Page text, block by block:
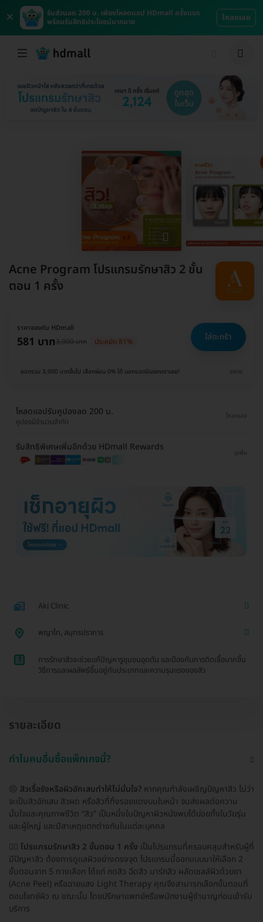
×
รับส่วนลด 200 บ. เพียงโหลดแอป HDmall ครั้งแรก
พร้อมรับสิทธิประโยชน์มากมาย
โหลดเลย
Acne Program โปรแกรมรักษาสิว 2 ขั้น
ตอน 1 ครั้ง
ราคาจองกับ HDmall
581 บาท3,000 บาท ประหยัด 81% ใส่ตะกร้า
ยอดรวม 3,000 บาทขึ้นไป เลือกผ่อน 0% ได้ บอกแอดมินของเราเลย! ขยาย
โหลดแอปรับคูปองลด 200 บ.
คูปองมีจำนวนจำกัด
โหลดเลย
รับสิทธิพิเศษเพิ่มอีกด้วย HDmall Rewards
ดูเพิ่ม
Aki Clinic
พญาไท, สมุทรปราการ
1
การรักษาสิวจะช่วยแก้ปัญหารูขุมขนอุดตัน และป้องกันการติดเชื้อมากขึ้น
วิธีการและผลลัพธ์ขึ้นอยู่กับประเภทและความรุนแรงของสิว
รายละเอียด
ทำไมคนอื่นซื้อแพ็กเกจนี้?
😣 สิวเรื้อรังหรือผิวอักเสบทำให้ไม่มั่นใจ? หากคุณกำลังเผชิญปัญหาสิว ไม่ว่า
จะเป็นสิวอักเสบ สิวผด หรือสิวที่ทิ้งรอยแดงบนใบหน้า จนส่งผลต่อความ
มั่นใจและคุณภาพชีวิต “สิว” เป็นหนึ่งในปัญหาผิวหนังพบได้บ่อยทั้งในวัยรุ่น
และผู้ใหญ่ และมีสาเหตุแตกต่างกันในแต่ละบุคคล
👩‍⚕️ โปรแกรมรักษาสิว 2 ขั้นตอน 1 ครั้ง เป็นโปรแกรมที่ครอบคลุมสำหรับผู้ที่
มีปัญหาสิว ต้องการดูแลผิวอย่างตรงจุด โปรแกรมนี้ออกแบบมาให้เลือก 2
ขั้นตอนจาก 5 ทางเลือก ได้แก่ กดสิว ฉีดสิว มาร์กสิว ผลัดเซลล์ผิวด้วยยา
(Acne Peel) หรือฉายแสง Light Therapy คุณจึงสามารถเลือกขั้นตอนที่
ตอบโจทย์ผิว ณ ขณะนั้น โดยปรึกษาแพทย์หรือพนักงานผู้ชำนาญก่อนเข้ารับ
บริการ